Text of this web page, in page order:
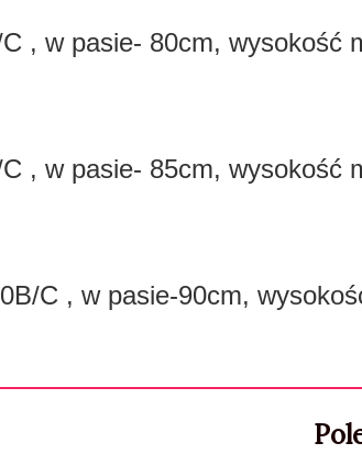
, w pasie- 80cm, wysokość
, w pasie- 85cm, wysokość
C , w pasie-90cm,